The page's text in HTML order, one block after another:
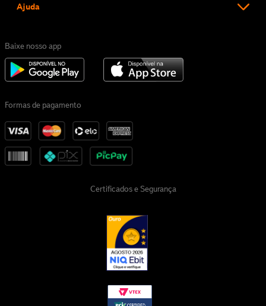
Ajuda
Baixe nosso app
Formas de pagamento
Certificados e Segurança